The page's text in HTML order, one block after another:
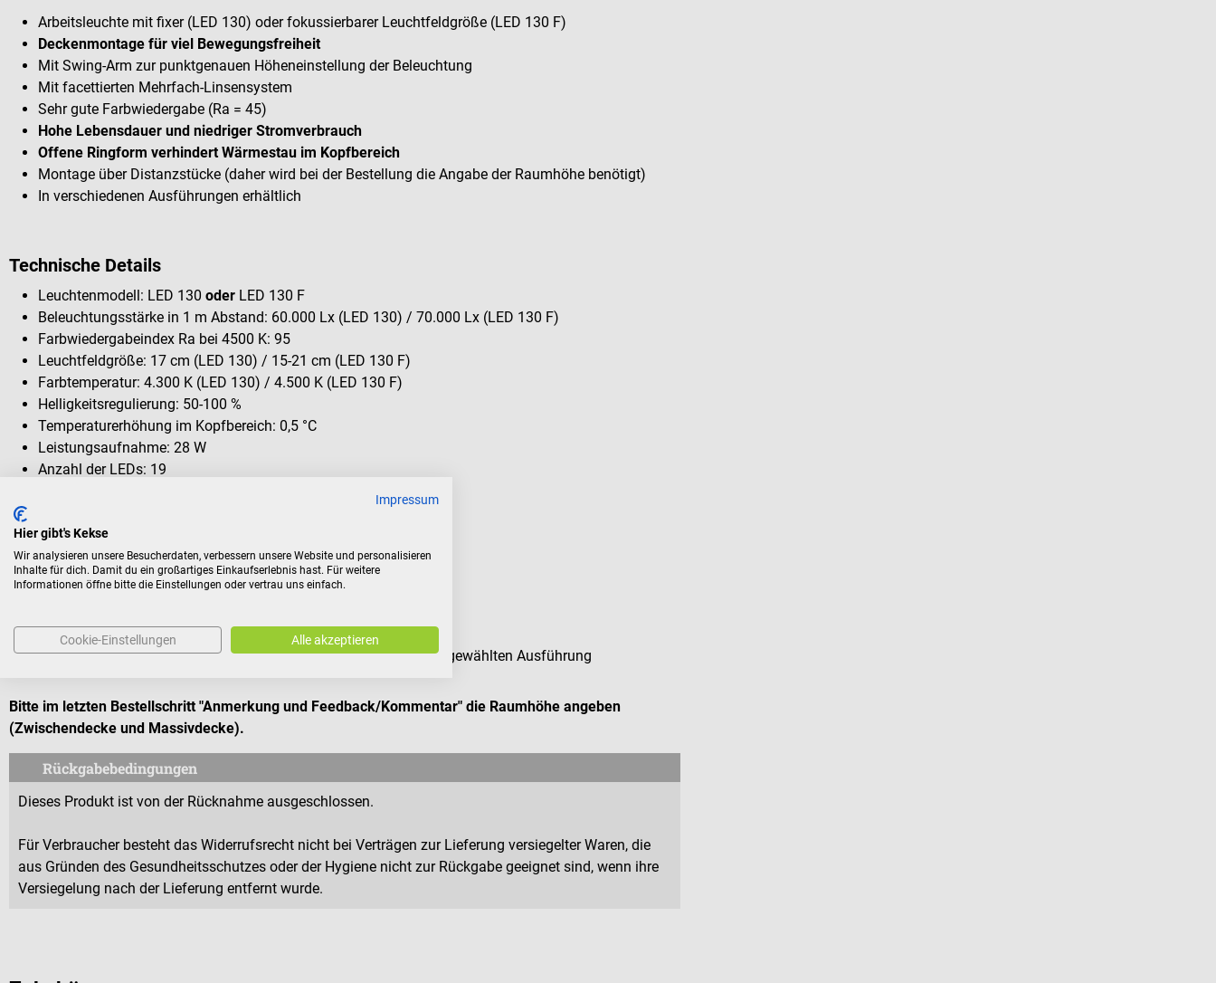
Arbeitsleuchte mit fixer (LED 130) oder fokussierbarer Leuchtfeldgröße (LED 130 F)
Deckenmontage für viel Bewegungsfreiheit
Mit Swing-Arm zur punktgenauen Höheneinstellung der Beleuchtung
Mit facettierten Mehrfach-Linsensystem
Sehr gute Farbwiedergabe (Ra = 45)
Hohe Lebensdauer und niedriger Stromverbrauch
Offene Ringform verhindert Wärmestau im Kopfbereich
Montage über Distanzstücke (daher wird bei der Bestellung die Angabe der Raumhöhe benötigt)
In verschiedenen Ausführungen erhältlich
Technische Details
Leuchtenmodell: LED 130 oder LED 130 F
Beleuchtungsstärke in 1 m Abstand: 60.000 Lx (LED 130) / 70.000 Lx (LED 130 F)
Farbwiedergabeindex Ra bei 4500 K: 95
Leuchtfeldgröße: 17 cm (LED 130) / 15-21 cm (LED 130 F)
Farbtemperatur: 4.300 K (LED 130) / 4.500 K (LED 130 F)
Helligkeitsregulierung: 50-100 %
Temperaturerhöhung im Kopfbereich: 0,5 °C
Leistungsaufnahme: 28 W
Anzahl der LEDs: 19
Duchmesser (Leuchtkörper): 33 cm
Höhenverstellung: 51-177 cm (Entfernung zur Decke)
Lieferumfang
1 Dr. Mach LED 130 Untersuchungsleuchte Deckenmodell in der gewählten Ausführung
Bitte im letzten Bestellschritt "Anmerkung und Feedback/Kommentar" die Raumhöhe angeben
(Zwischendecke und Massivdecke).
Rückgabebedingungen
Dieses Produkt ist von der Rücknahme ausgeschlossen.
Für Verbraucher besteht das Widerrufsrecht nicht bei Verträgen zur Lieferung versiegelter Waren, die
aus Gründen des Gesundheitsschutzes oder der Hygiene nicht zur Rückgabe geeignet sind, wenn ihre
Versiegelung nach der Lieferung entfernt wurde.
Impressum
Hier gibt's Kekse
Wir analysieren unsere Besucherdaten, verbessern unsere Website und personalisieren
Inhalte für dich. Damit du ein großartiges Einkaufserlebnis hast. Für weitere
Informationen öffne bitte die Einstellungen oder vertrau uns einfach.
Cookie-Einstellungen Alle akzeptieren